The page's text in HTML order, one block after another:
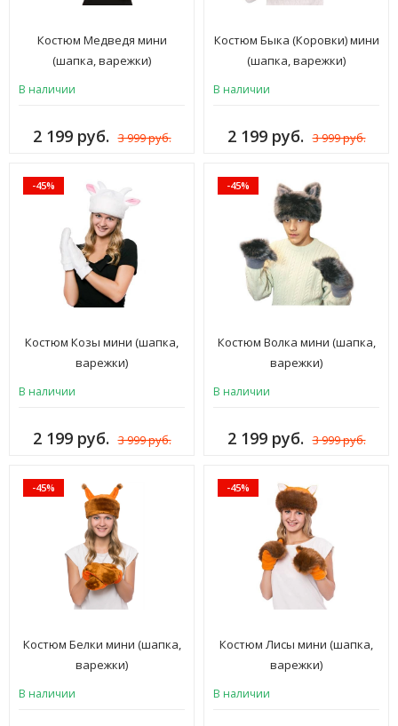
Костюм Медведя мини
(шапка, варежки)
В наличии
2 199 руб. 3 999 руб.
Костюм Быка (Коровки) мини
(шапка, варежки)
В наличии
2 199 руб. 3 999 руб.
-45%
Костюм Козы мини (шапка,
варежки)
В наличии
2 199 руб. 3 999 руб.
-45%
Костюм Волка мини (шапка,
варежки)
В наличии
2 199 руб. 3 999 руб.
-45%
Костюм Белки мини (шапка,
варежки)
В наличии
-45%
Костюм Лисы мини (шапка,
варежки)
В наличии